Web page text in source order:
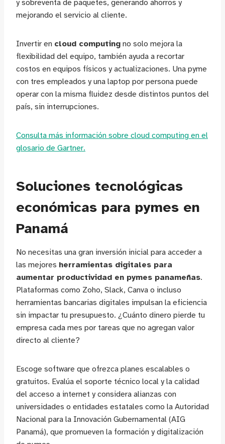
y sobreventa de paquetes, generando ahorros y
mejorando el servicio al cliente.
Invertir en cloud computing no solo mejora la
flexibilidad del equipo, también ayuda a recortar
costos en equipos físicos y actualizaciones. Una pyme
con tres empleados y una laptop por persona puede
operar con la misma fluidez desde distintos puntos del
país, sin interrupciones.
Consulta más información sobre cloud computing en el
glosario de Gartner.
Soluciones tecnológicas
económicas para pymes en
Panamá
No necesitas una gran inversión inicial para acceder a
las mejores herramientas digitales para
aumentar productividad en pymes panameñas.
Plataformas como Zoho, Slack, Canva o incluso
herramientas bancarias digitales impulsan la eficiencia
sin impactar tu presupuesto. ¿Cuánto dinero pierde tu
empresa cada mes por tareas que no agregan valor
directo al cliente?
Escoge software que ofrezca planes escalables o
gratuitos. Evalúa el soporte técnico local y la calidad
del acceso a internet y considera alianzas con
universidades o entidades estatales como la Autoridad
Nacional para la Innovación Gubernamental (AIG
Panamá), que promueven la formación y digitalización